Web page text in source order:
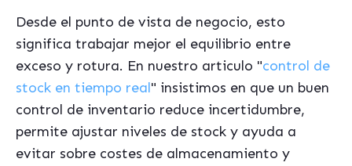
Desde el punto de vista de negocio, esto
significa trabajar mejor el equilibrio entre
exceso y rotura. En nuestro articulo "control de
stock en tiempo real" insistimos en que un buen
control de inventario reduce incertidumbre,
permite ajustar niveles de stock y ayuda a
evitar sobre costes de almacenamiento y